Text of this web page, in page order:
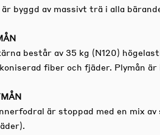
byggd av massivt trä i alla
består av 35 kg (N120)
fiber och fjäder. Plymån är
är stoppad med en mix